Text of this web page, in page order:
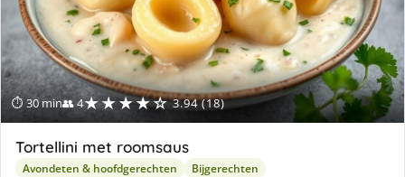
⏱ 30 min👥 4★★★★☆ 3.94 (18)
Tortellini met roomsaus
Avondeten & hoofdgerechten Bijgerechten